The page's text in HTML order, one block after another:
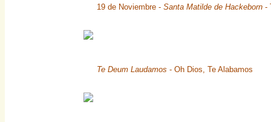
19 de Noviembre - Santa Matilde de Hackeborn -
Te Deum Laudamos - Oh Dios, Te Alabamos